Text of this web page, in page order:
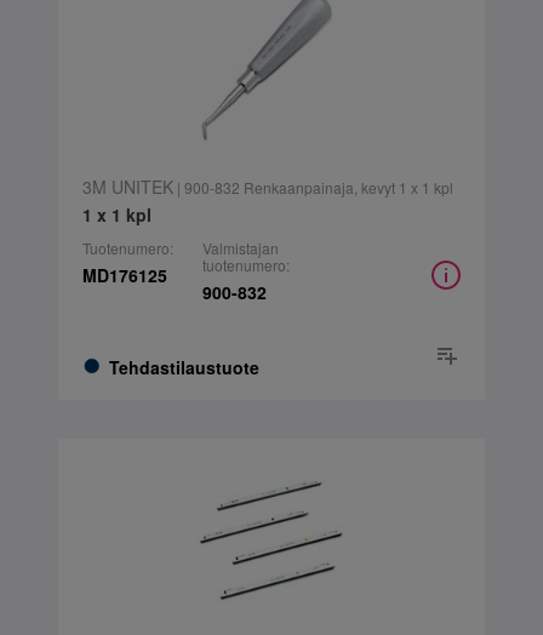
3M UNITEK| 900-832 Renkaanpainaja, kevyt 1 x 1 kpl
1 x 1 kpl
Tuotenumero:
MD176125
Tehdastilaustuote
Valmistajan
tuotenumero:
900-832